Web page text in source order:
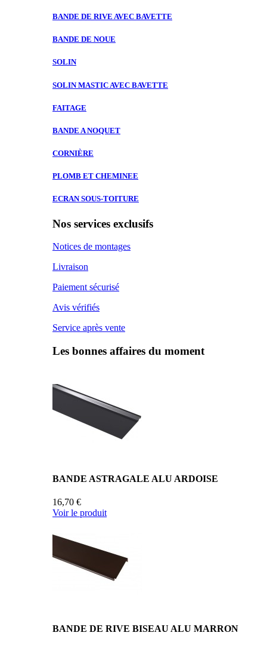
BANDE DE RIVE AVEC BAVETTE
BANDE DE NOUE
SOLIN
SOLIN MASTIC AVEC BAVETTE
FAITAGE
BANDE ANOQUET
CORNIÈRE
PLOMB ET CHEMINEE
ECRAN SOUS-TOITURE
Nos services exclusifs
Notices de montages
Livraison
Paiement sécurisé
Avis vérifiés
Service après vente
Les bonnes affaires du moment
BANDE ASTRAGALE ALU ARDOISE
16,70 €
Voir le produit
BANDE DE RIVE BISEAU ALU MARRON